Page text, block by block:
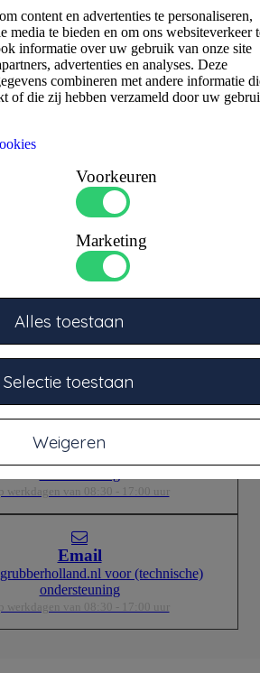
en beschikbaarheid te zien!
staan klaar om je te adviseren.
Telefoon
werkdagen van 08:30 - 17:00 uur
Email
voor (technische)
ondersteuning
werkdagen van 08:30 - 17:00 uur
content en advertenties te personaliseren,
media te bieden en om ons websiteverkeer
informatie over uw gebruik van onze site
advertenties en analyses. Deze
combineren met andere informatie
of die zij hebben verzameld door uw
Voorkeuren
Marketing
Weigeren
Selectie toestaan
Alles toestaan